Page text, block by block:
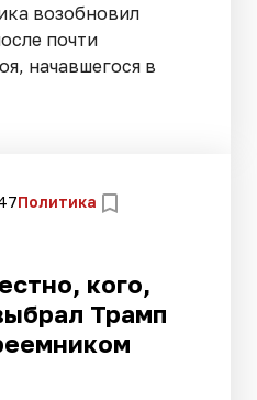
возобновил
почти
начавшегося в
Политика
кого,
Трамп